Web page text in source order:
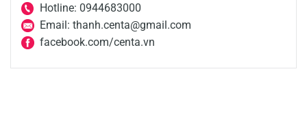
Hotline: 0944683000
Email: thanh.centa@gmail.com
facebook.com/centa.vn